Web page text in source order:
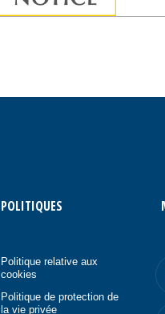
POLITIQUES
Politique relative aux
cookies
Politique de protection de
la vie privée